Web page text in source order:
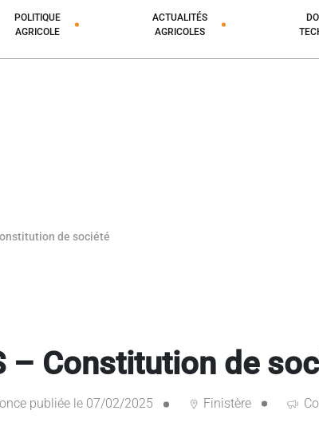
POLITIQUE
AGRICOLE
ACTUALITÉS
AGRICOLES
de société
– Constitution de
publiée le 07/02/2025 Finistère